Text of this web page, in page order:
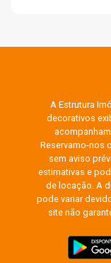
A Estrutura
decorativos
Reservamo-nos
sem aviso
estimativas e
de locação. A
pode variar
site não